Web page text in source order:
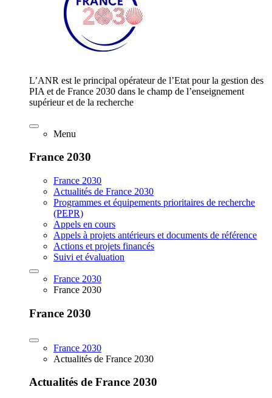
L’ANR est le principal opérateur de l’Etat pour la gestion des
PIA et de France 2030 dans le champ de l’enseignement
supérieur et de la recherche
Menu
France 2030
France 2030
Actualités de France 2030
Programmes et équipements prioritaires de recherche
(PEPR)
Appels en cours
Appels à projets antérieurs et documents de référence
Actions et projets financés
Suivi et évaluation
France 2030
France 2030
France 2030
France 2030
Actualités de France 2030
Actualités de France 2030